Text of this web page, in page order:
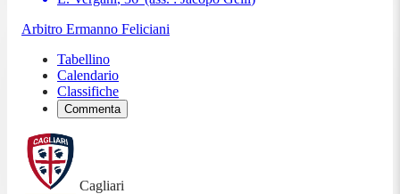
Arbitro Ermanno Feliciani
Tabellino
Calendario
Classifiche
Commenta
Cagliari